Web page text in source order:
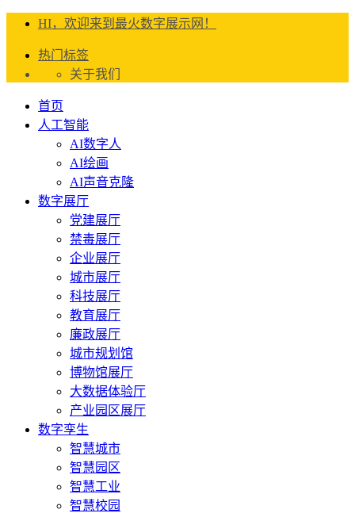
HI，欢迎来到最火数字展示网！
热门标签
关于我们
首页
人工智能
AI数字人
AI绘画
AI声音克隆
数字展厅
党建展厅
禁毒展厅
企业展厅
城市展厅
科技展厅
教育展厅
廉政展厅
城市规划馆
博物馆展厅
大数据体验厅
产业园区展厅
数字孪生
智慧城市
智慧园区
智慧工业
智慧校园